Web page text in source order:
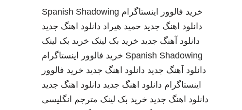
خرید فالوور اینستاگرام Spanish Shadowing
دانلود اهنگ جدید حمید هیراد دانلود اهنگ جدید
دانلود آهنگ جدید خرید بک لینک خرید بک لینک
Spanish Shadowing خرید فالوور اینستاگرام
دانلود آهنگ جدید دانلود اهنگ جدید خرید فالوور
اینستاگرام دانلود اهنگ جدید دانلود اهنگ جدید
دانلود اهنگ جدید خرید بک لینک مترجم انگلیسی